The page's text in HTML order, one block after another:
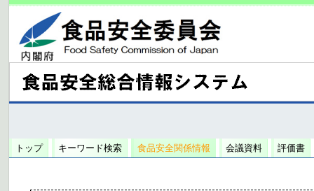
トップ キーワード検索 食品安全関係情報 会議資料 評価書